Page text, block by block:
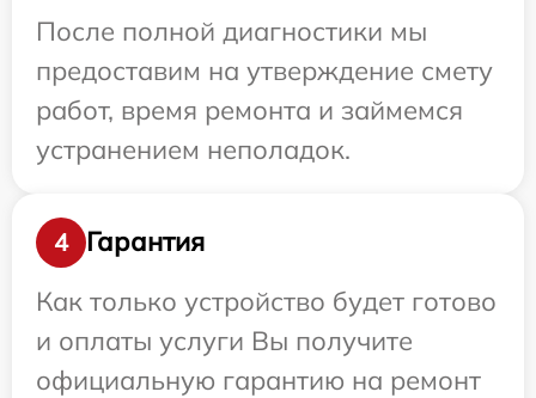
После полной диагностики мы
предоставим на утверждение смету
работ, время ремонта и займемся
устранением неполадок.
4
Гарантия
Как только устройство будет готово
и оплаты услуги Вы получите
официальную гарантию на ремонт